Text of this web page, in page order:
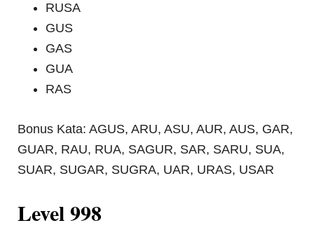
RUSA
GUS
GAS
GUA
RAS
Bonus Kata: AGUS, ARU, ASU, AUR, AUS, GAR,
GUAR, RAU, RUA, SAGUR, SAR, SARU, SUA,
SUAR, SUGAR, SUGRA, UAR, URAS, USAR
Level 998